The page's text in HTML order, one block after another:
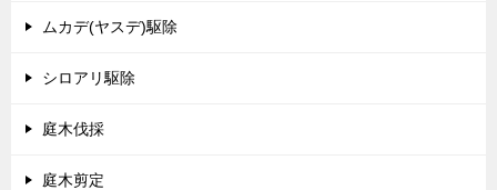
ムカデ(ヤスデ)駆除
シロアリ駆除
庭木伐採
庭木剪定